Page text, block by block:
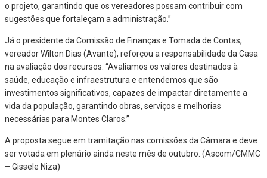
o projeto, garantindo que os vereadores possam contribuir com
sugestões que fortaleçam a administração.”
Já o presidente da Comissão de Finanças e Tomada de Contas,
vereador Wilton Dias (Avante), reforçou a responsabilidade da Casa
na avaliação dos recursos. “Avaliamos os valores destinados à
saúde, educação e infraestrutura e entendemos que são
investimentos significativos, capazes de impactar diretamente a
vida da população, garantindo obras, serviços e melhorias
necessárias para Montes Claros.”
A proposta segue em tramitação nas comissões da Câmara e deve
ser votada em plenário ainda neste mês de outubro. (Ascom/CMMC
– Gissele Niza)